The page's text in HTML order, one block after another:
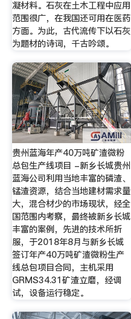
凝材料。石灰在土木工程中应用
范围很广，在我国还可用在医药
方面。为此，古代流传下以石灰
为题材的诗词，千古吟颂。
贵州蓝海年产40万吨矿渣微粉
总包生产线项目 -新乡长城贵州
蓝海公司利用当地丰富的磷渣、
锰渣资源，结合当地建材需求量
大，混合材少的市场现状，经全
国范围内考察，最终被新乡长城
丰富的案例，先进的技术所折
服，于2018年8月与新乡长城
签订年产40万吨矿渣微粉生产
线总包项目合同，主机采用
GRMS34.31矿渣立磨，经调
试，设备运行稳定。